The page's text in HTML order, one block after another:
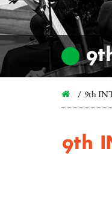
9th
9th